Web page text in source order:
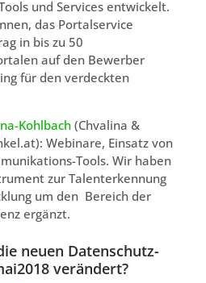
und Services entwickelt.
das Portalservice
in bis zu 50
auf den Bewerber
für den verdeckten
Kohlbach (Chvalina &
Webinare, Einsatz von
Tools. Wir haben
zur Talenterkennung
um den Bereich der
ergänzt.
neuen Datenschutz-
verändert?